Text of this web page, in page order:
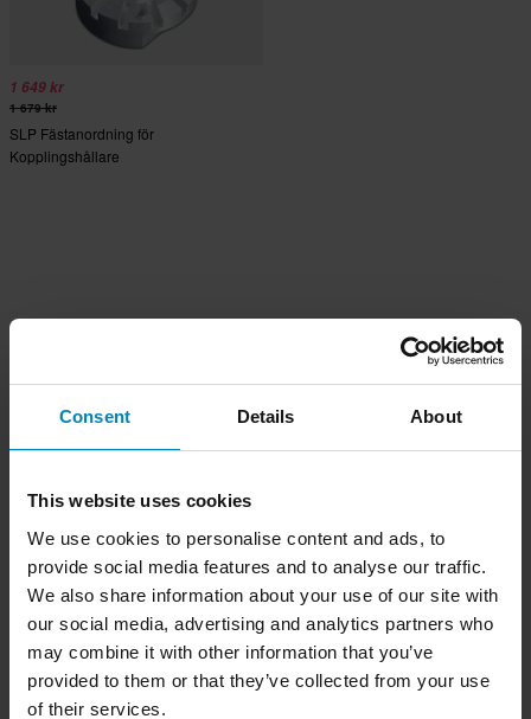
Consent Details About
This website uses cookies
We use cookies to personalise content and ads, to
provide social media features and to analyse our traffic.
We also share information about your use of our site with
our social media, advertising and analytics partners who
may combine it with other information that you’ve
provided to them or that they’ve collected from your use
of their services.
1 649 kr
1 679 kr
SLP Fästanordning för
Kopplingshållare